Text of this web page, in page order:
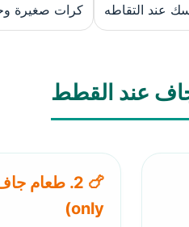
عند التقاطه
كرات صغيرة
عند القطط
only)